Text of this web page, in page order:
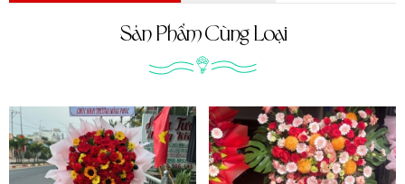
Sản Phẩm Cùng Loại